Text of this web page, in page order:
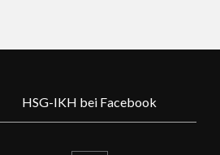
HSG-IKH bei Facebook